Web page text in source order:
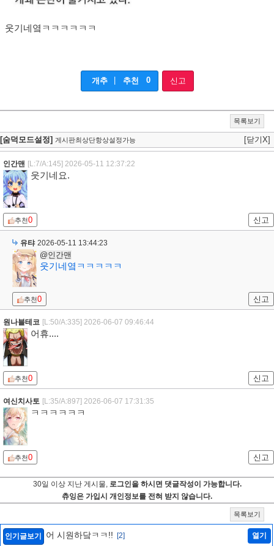
웃기네옄ㅋㅋㅋㅋㅋㅋ
개추 | 추천 0 신고
목록보기
[숨덕모드설정] 게시판최상단항상설정가능 [닫기X]
인간맨 [L:7/A:145] 2026-05-11 12:37:22
웃기네요.
추천0 신고
유탸 2026-05-11 13:44:23
@인간맨
웃기네옄ㅋㅋㅋㅋㅋ
추천0 신고
원나블테코 [L:50/A:335] 2026-06-07 09:46:44
어휴....
추천0 신고
여신치사토 [L:35/A:897] 2026-06-07 17:31:35
ㅋㅋㅋㅋㅋㅋ
추천0 신고
30일 이상 지난 게시물,
로그인을 하시면 댓글작성이 가능합니다.
츄잉은 가입시 개인정보를 전혀 받지 않습니다.
목록보기
인기글보기 어 시원하닼ㅋㅋ!! [2] 열기